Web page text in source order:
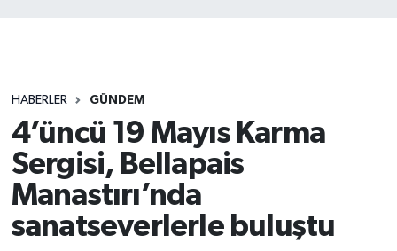
HABERLER GÜNDEM
4’üncü 19 Mayıs Karma
Sergisi, Bellapais
Manastırı’nda
sanatseverlerle buluştu